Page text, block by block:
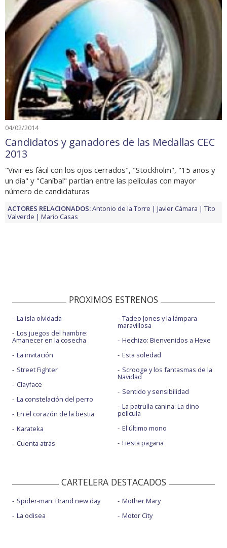
04/02/2014
Candidatos y ganadores de las Medallas CEC
2013
"Vivir es fácil con los ojos cerrados", "Stockholm", "15 años y
un día" y "Caníbal" partían entre las películas con mayor
número de candidaturas
ACTORES RELACIONADOS:Antonio de la Torre Javier Cámara
Tito
Valverde
Mario Casas
PROXIMOS ESTRENOS
La isla olvidada
Los juegos del hambre:
Amanecer en la cosecha
La invitación
Street Fighter
Clayface
La constelación del perro
En el corazón de la bestia
Karateka
Cuenta atrás
Tadeo Jones y la lámpara
maravillosa
Hechizo: Bienvenidos a Hexe
Esta soledad
Scrooge y los fantasmas de la
Navidad
Sentido y sensibilidad
La patrulla canina: La dino
película
El último mono
Fiesta pagäna
CARTELERA DESTACADOS
Spider-man: Brand new day
La odisea
Mother Mary
Motor City